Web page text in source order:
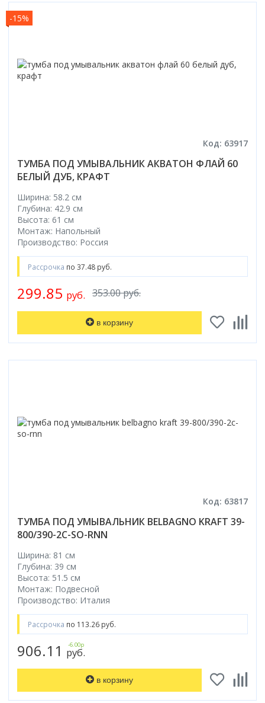
-15%
Код: 63917
ТУМБА ПОД УМЫВАЛЬНИК АКВАТОН ФЛАЙ 60
БЕЛЫЙ ДУБ, КРАФТ
Ширина: 58.2 см
Глубина: 42.9 см
Высота: 61 см
Монтаж: Напольный
Производство: Россия
Рассрочка по 37.48 руб.
353.00 руб.
299.85 руб.
в корзину
Код: 63817
ТУМБА ПОД УМЫВАЛЬНИК BELBAGNO KRAFT 39-
800/390-2C-SO-RNN
Ширина: 81 см
Глубина: 39 см
Высота: 51.5 см
Монтаж: Подвесной
Производство: Италия
Рассрочка по 113.26 руб.
906.11 руб.
-6.00р
в корзину